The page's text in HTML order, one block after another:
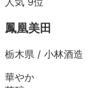
鳳凰美田
栃木県 / 小林酒造
華やか